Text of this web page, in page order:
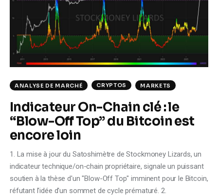
Climate
Markets
Tech
Reports
Shop
ANALYSE DE MARCHÉ CRYPTOS MARKETS
Indicateur On-Chain clé : le
“Blow-Off Top” du Bitcoin est
encore loin
1. La mise à jour du Satoshimètre de Stockmoney Lizards, un
indicateur technique/on-chain propriétaire, signale un puissant
soutien à la thèse d'un "Blow-Off Top" imminent pour le Bitcoin,
réfutant l'idée d'un sommet de cycle prématuré. 2.